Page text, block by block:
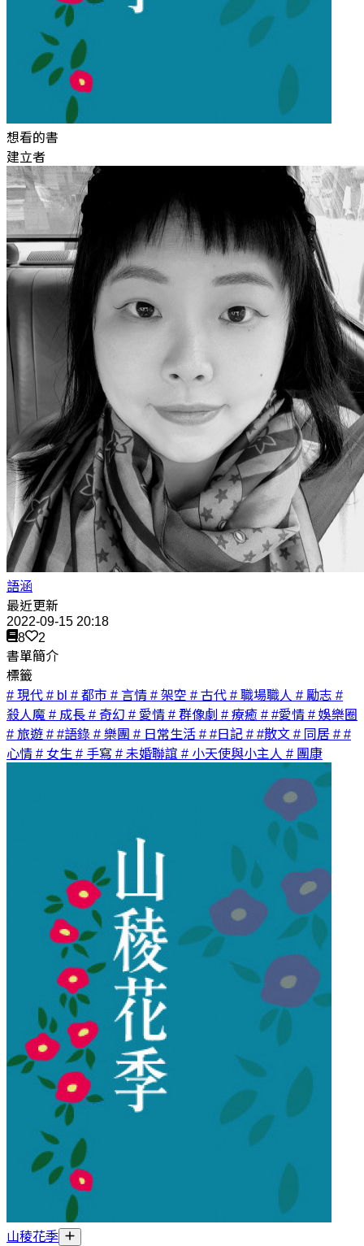
想看的書
建立者
語涵
最近更新
2022-09-15 20:18
8
2
書單簡介
標籤
# 現代 # bl # 都市 # 言情 # 架空 # 古代 # 職場職人 # 勵志 #
殺人魔 # 成長 # 奇幻 # 愛情 # 群像劇 # 療癒 # #愛情 # 娛樂圈
# 旅遊 # #語錄 # 樂團 # 日常生活 # #日記 # #散文 # 同居 # #
心情 # 女生 # 手寫 # 未婚聯誼 # 小天使與小主人 # 團康
山稜花季